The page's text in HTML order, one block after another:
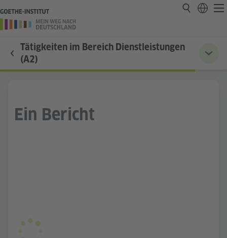
Tätigkeiten im Bereich Dienstleistungen
(A2)
Ein Bericht